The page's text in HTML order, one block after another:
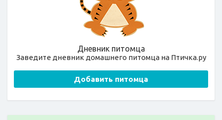
Дневник питомца
Заведите дневник домашнего питомца на Птичка.ру
Добавить питомца